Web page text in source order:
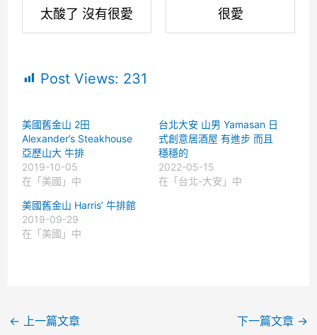
太酸了 沒有很愛
很愛
Post Views: 231
美國舊金山 2田
Alexander’s Steakhouse
亞歷山大 牛排
2019-10-05
在「美國」中
台北大安 山男 Yamasan 日
式創意居酒屋 有進步 而且
穩穩的
2022-05-15
在「台北-大安」中
美國舊金山 Harris’ 牛排館
2019-09-29
在「美國」中
← 上一篇文章 下一篇文章 →